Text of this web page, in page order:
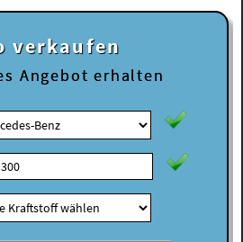
verkaufen
Angebot erhalten